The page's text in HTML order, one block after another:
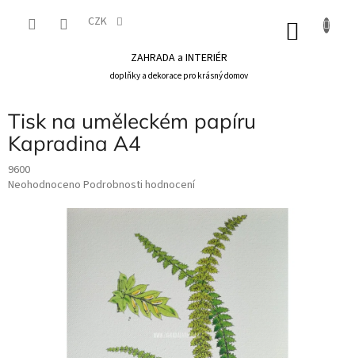
CZK
ZAHRADA a INTERIÉR
doplňky a dekorace pro krásný domov
Tisk na uměleckém papíru
Kapradina A4
9600
Průměrné
Neohodnoceno Podrobnosti hodnocení